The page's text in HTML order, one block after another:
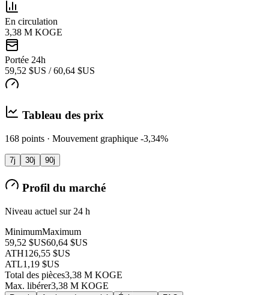
En circulation
3,38 M KOGE
Portée 24h
59,52 $US / 60,64 $US
Tableau des prix
168 points · Mouvement graphique -3,34%
7j 30j 90j
Profil du marché
Niveau actuel sur 24 h
MinimumMaximum
59,52 $US60,64 $US
ATH126,55 $US
ATL1,19 $US
Total des pièces3,38 M KOGE
Max. libérer3,38 M KOGE